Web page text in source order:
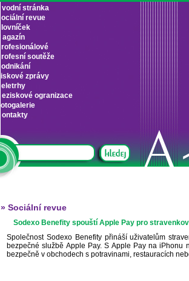
vodní stránka
ociální revue
lovníček
agazín
rofesionálové
rofesní soutěže
odnikání
iskové zprávy
eletrhy
eziskové ogranizace
otogalerie
ontakty
» Sociální revue
Sodexo Benefity spouští Apple Pay pro
Společnost Sodexo Benefity přináší uživatelům
bezpečné službě Apple Pay. S Apple Pay na
bezpečně v obchodech s potravinami, restauracích